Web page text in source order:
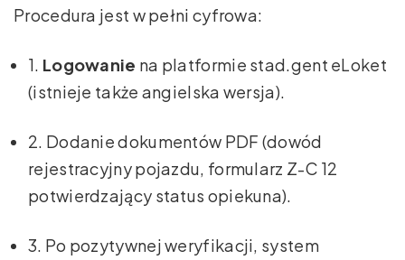
Procedura jest w pełni cyfrowa:
1. Logowanie na platformie stad.gent eLoket
(istnieje także angielska wersja).
2. Dodanie dokumentów PDF (dowód
rejestracyjny pojazdu, formularz Z-C 12
potwierdzający status opiekuna).
3. Po pozytywnej weryfikacji, system